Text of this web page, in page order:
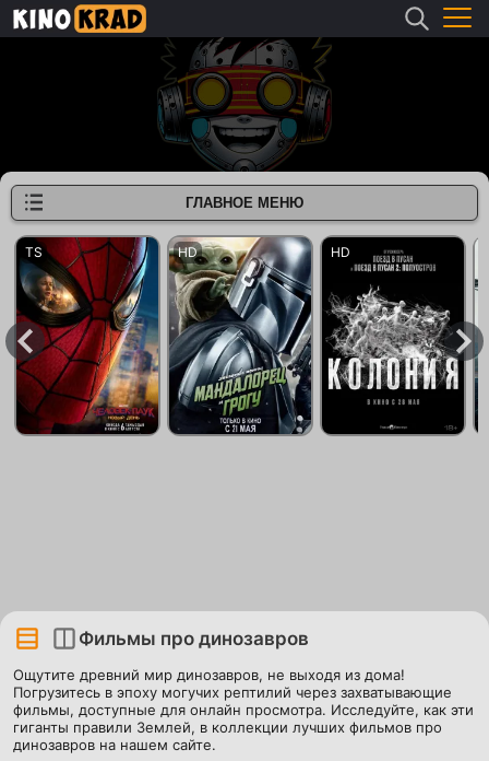
Фильмы про динозавров
Ощутите древний мир динозавров, не выходя из дома!
Погрузитесь в эпоху могучих рептилий через захватывающие
фильмы, доступные для онлайн просмотра. Исследуйте, как эти
гиганты правили Землей, в коллекции лучших фильмов про
динозавров на нашем сайте.
ГЛАВНОЕ МЕНЮ